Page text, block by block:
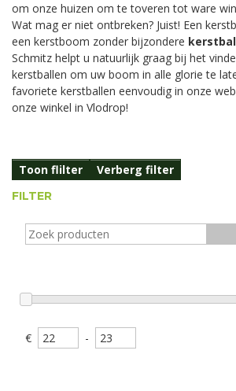
om onze huizen om te toveren tot ware
Wat mag er niet ontbreken? Juist! Een
een kerstboom zonder bijzondere
Schmitz helpt u natuurlijk graag bij het
kerstballen om uw boom in alle glorie te
favoriete kerstballen eenvoudig in onze
onze winkel in Vlodrop!
Toon flilter Verberg filter
FILTER
€ -